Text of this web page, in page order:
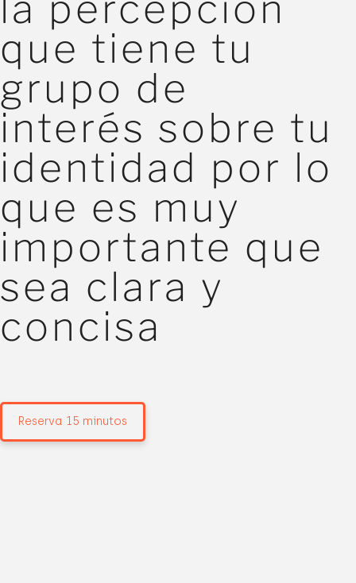
que tiene tu
grupo de
interés sobre tu
identidad por lo
que es muy
importante que
sea clara y
concisa
Reserva 15 minutos